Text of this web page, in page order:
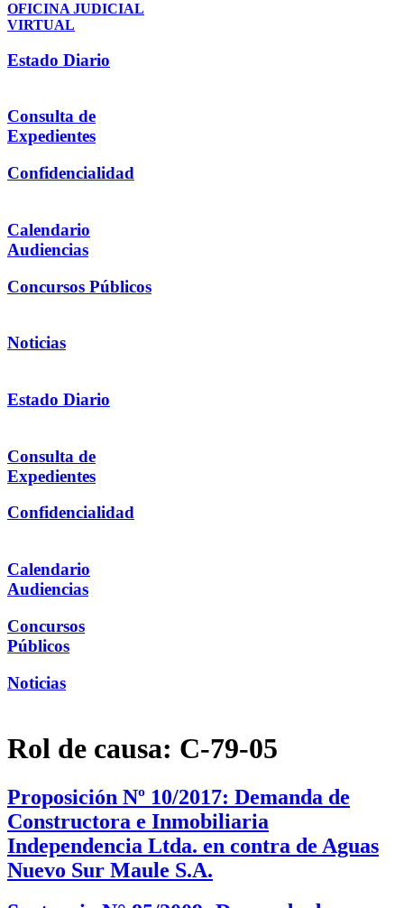
OFICINA JUDICIAL
VIRTUAL
Estado Diario
Consulta de
Expedientes
Confidencialidad
Calendario
Audiencias
Concursos Públicos
Noticias
Estado Diario
Consulta de
Expedientes
Confidencialidad
Calendario
Audiencias
Concursos
Públicos
Noticias
Rol de causa: C-79-05
Proposición Nº 10/2017: Demanda de
Constructora e Inmobiliaria
Independencia Ltda. en contra de Aguas
Nuevo Sur Maule S.A.